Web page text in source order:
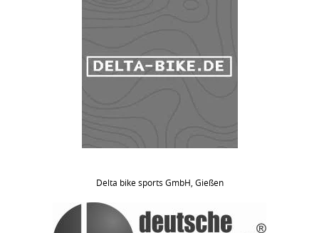
Delta bike sports GmbH, Gießen